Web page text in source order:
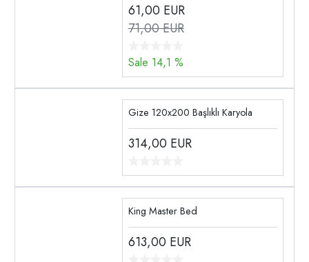
61,00 EUR
71,00 EUR
Sale 14,1 %
Gize 120x200 Başlıklı Karyola
314,00 EUR
King Master Bed
613,00 EUR